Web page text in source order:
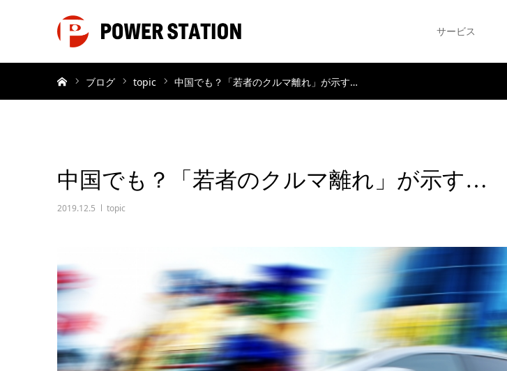
サービス
ブログ topic 中国でも？「若者のクルマ離れ」が示す…
中国でも？「若者のクルマ離れ」が示す…
2019.12.5 topic